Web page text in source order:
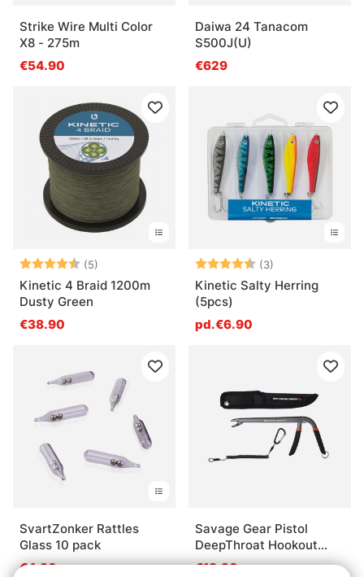
Strike Wire Multi Color
X8 - 275m
€54.90
Daiwa 24 Tanacom
S500J(U)
€629
Note: (5)
Kinetic 4 Braid 1200m
Dusty Green
€38.90
Note: (3)
Kinetic Salty Herring
(5pcs)
pd.€6.90
SvartZonker Rattles
Glass 10 pack
€4.30
Savage Gear Pistol
DeepThroat Hookout
22.5cm
€18.90